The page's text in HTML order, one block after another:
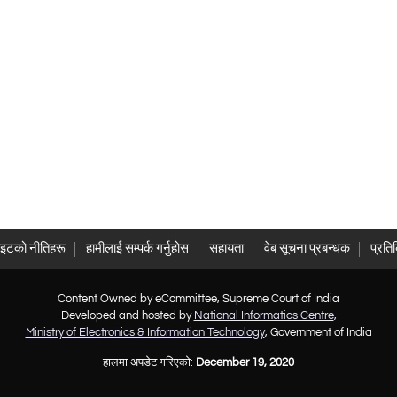
नीतिहरू हामीलाई सम्पर्क गर्नुहोस सहायता वेब सूचना प्रबन्धक
Content Owned by eCommittee, Supreme Court of India
Developed and hosted by National Informatics Centre,
Ministry of Electronics & Information Technology, Government of India
हालमा अपडेट गरिएको: December 19, 2020